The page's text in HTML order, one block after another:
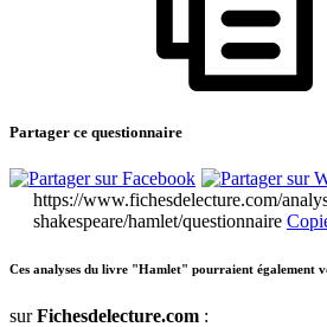
Partager ce questionnaire
https://www.fichesdelecture.com/
shakespeare/hamlet/questionnaire
Ces analyses du livre "Hamlet" pourraient également
surFichesdelecture.com :